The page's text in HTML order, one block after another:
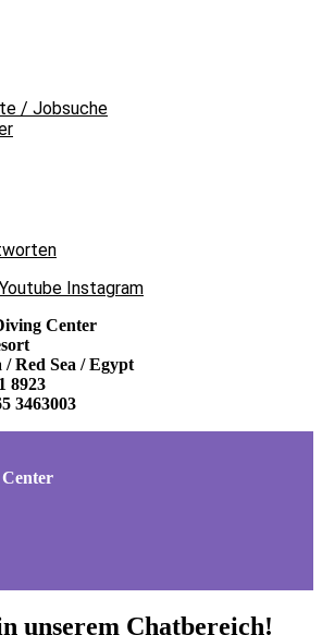
/ Jobsuche
Youtube Instagram
Center
Red Sea / Egypt
8923
3463003
unserem Chatbereich!